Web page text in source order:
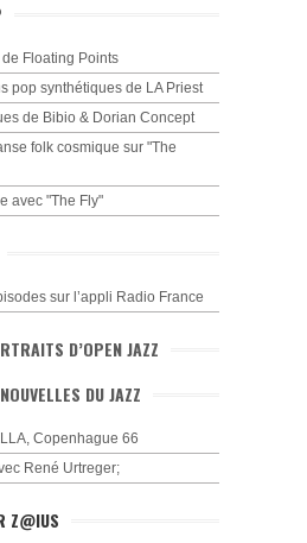
Floating Points
pop synthétiques de LA Priest
de Bibio & Dorian Concept
folk cosmique sur "The
avec "The Fly"
sur l’appli Radio France
D’OPEN JAZZ
DU JAZZ
Copenhague 66
René Urtreger;
Z@IUS